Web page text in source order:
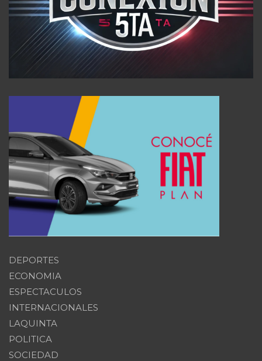
DEPORTES
ECONOMIA
ESPECTACULOS
INTERNACIONALES
LAQUINTA
POLITICA
SOCIEDAD